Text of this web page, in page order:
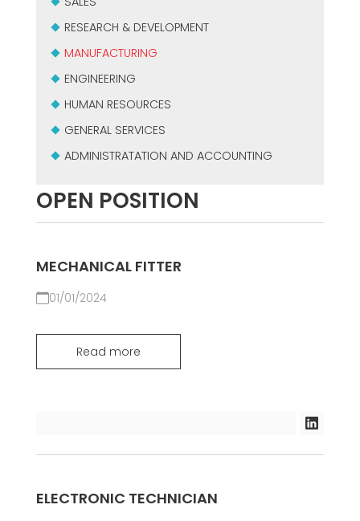
EFFECTIVE COMMUNICATION
RESEARCH & DEVELOPMENT
MANUFACTURING
ENGINEERING
HUMAN RESOURCES
GENERAL SERVICES
ADMINISTRATATION AND ACCOUNTING
OPEN POSITION
MECHANICAL FITTER
01/01/2024
Read more
ELECTRONIC TECHNICIAN